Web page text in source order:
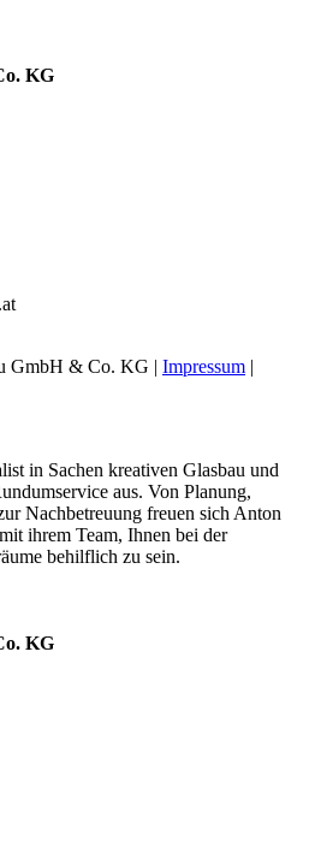
KG
GmbH & Co. KG | Impressum |
in Sachen kreativen Glasbau und
aus. Von Planung,
Nachbetreuung freuen sich Anton
ihrem Team, Ihnen bei der
behilflich zu sein.
KG